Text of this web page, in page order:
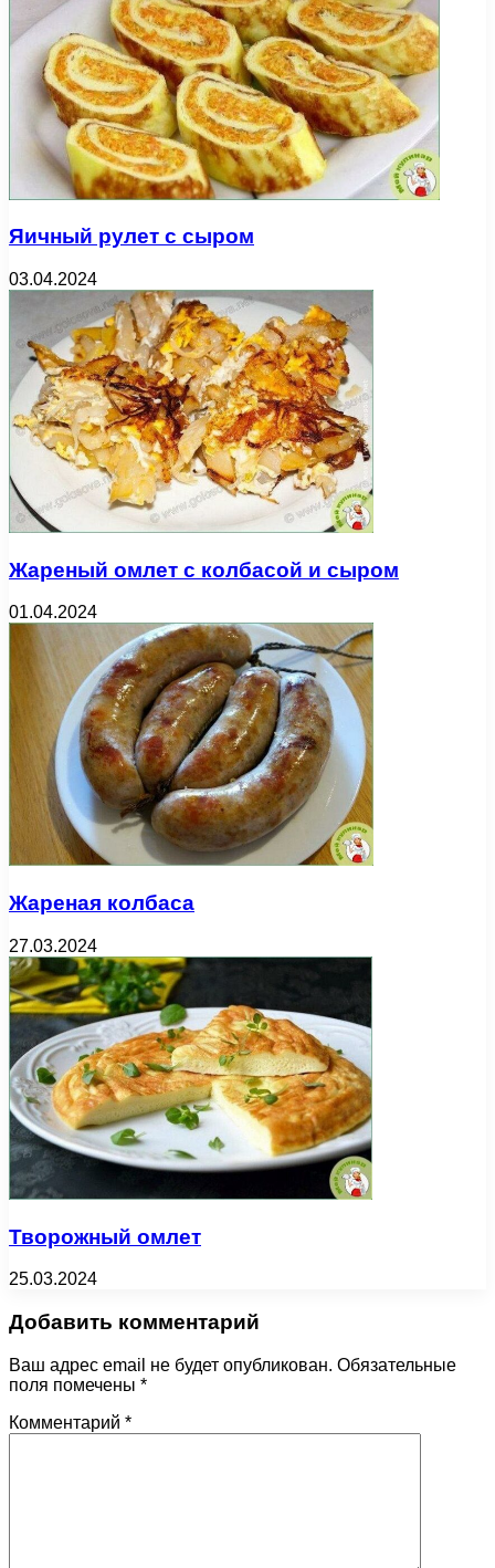
Яичный рулет с сыром
03.04.2024
Жареный омлет с колбасой и сыром
01.04.2024
Жареная колбаса
27.03.2024
Творожный омлет
25.03.2024
Добавить комментарий
Ваш адрес email не будет опубликован. Обязательные
поля помечены *
Комментарий *